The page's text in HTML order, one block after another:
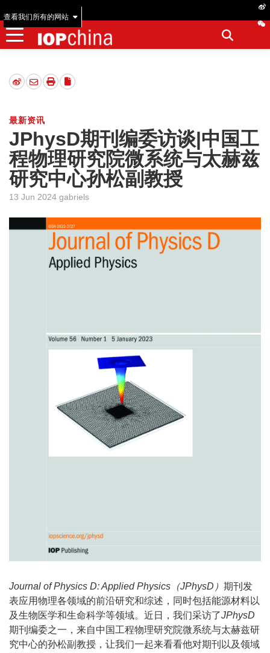
查看我们所有的网站
最新资讯
JPhysD期刊编委访谈|中国工
程物理研究院微系统与太赫兹
研究中心孙松副教授
13 Jun 2024 gabriels
Journal of Physics D: Applied Physics（JPhysD） 期刊发
表应用物理各领域的前沿研究和综述，同时包括能源材料以
及生物医学和生命科学等领域。近日，我们采访了JPhysD
期刊编委之一，来自中国工程物理研究院微系统与太赫兹研
究中心的孙松副教授，让我们一起来看看他对期刊以及领域